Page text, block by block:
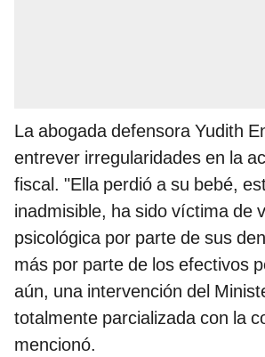
La abogada defensora Yudith
entrever irregularidades en la
fiscal. "Ella perdió a su bebé,
inadmisible, ha sido víctima de
psicológica por parte de sus
más por parte de los efectivos
aún, una intervención del
totalmente parcializada con la
mencionó.